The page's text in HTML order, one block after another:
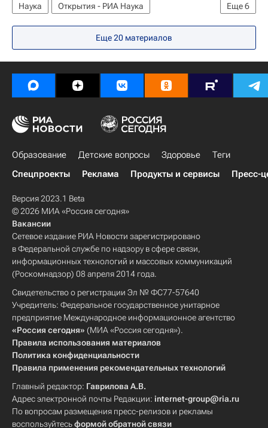
Еще6
Наука
Открытия - РИА Наука
Жизнь без преград
Мельбурн
Австралия
Виктория (Австралия)
Еще 20 материалов
Образование Детские вопросы Здоровье
Теги
Спецпроекты
Реклама Продукты и сервисы Пресс-
Версия 2023.1 Beta
© 2026 МИА «Россия сегодня»
Вакансии
Сетевое издание РИА Новости зарегистрировано
в Федеральной службе по надзору в сфере связи,
информационных технологий и массовых коммуникаций
(Роскомнадзор) 08 апреля 2014 года.
Свидетельство о регистрации Эл № ФС77-57640
Учредитель: Федеральное государственное унитарное
предприятие Международное информационное агентство
«Россия сегодня» (МИА «Россия сегодня»).
Правила использования материалов
Политика конфиденциальности
Правила применения рекомендательных технологий
Главный редактор: Гаврилова А.В.
Адрес электронной почты Редакции: internet-group@ria.ru
По вопросам размещения пресс-релизов и рекламы
воспользуйтесьформой обратной связи